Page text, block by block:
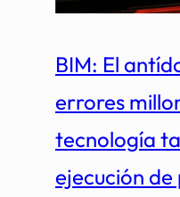
BIM: El
errores
tecnología
ejecución